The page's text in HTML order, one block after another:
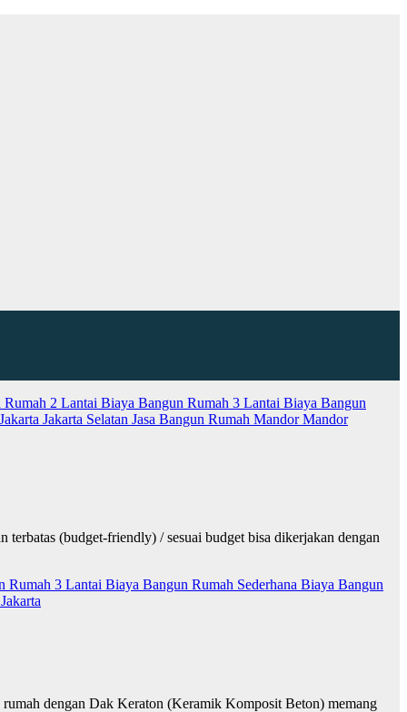
2 Lantai Biaya Bangun Rumah 3 Lantai Biaya Bangun
Jakarta Jakarta Selatan Jasa Bangun Rumah MandorMandor
terbatas (budget-friendly) / sesuai budget bisa dikerjakan dengan
Rumah 3 Lantai Biaya Bangun Rumah Sederhana Biaya Bangun
dengan Dak Keraton (Keramik Komposit Beton) memang